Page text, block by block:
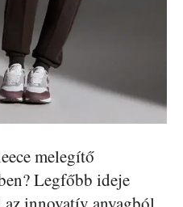
melegítő
Legfőbb ideje